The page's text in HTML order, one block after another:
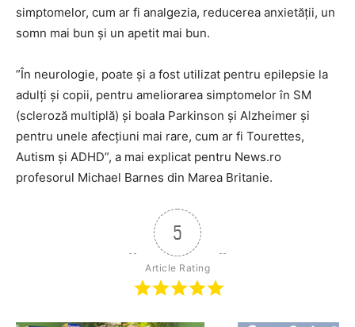
simptomelor, cum ar fi analgezia, reducerea anxietăţii, un
somn mai bun şi un apetit mai bun.
”În neurologie, poate şi a fost utilizat pentru epilepsie la
adulţi şi copii, pentru ameliorarea simptomelor în SM
(scleroză multiplă) şi boala Parkinson şi Alzheimer şi
pentru unele afecţiuni mai rare, cum ar fi Tourettes,
Autism şi ADHD”, a mai explicat pentru News.ro
profesorul Michael Barnes din Marea Britanie.
5
Article Rating